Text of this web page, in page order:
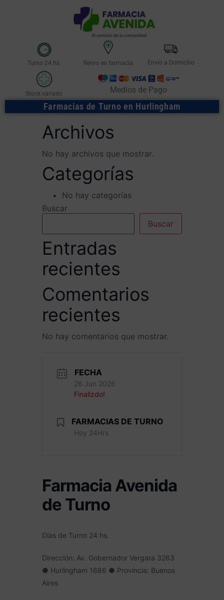
Al servicio de la comunidad
Turno 24 hs. Retiro en farmacia Envío a Domicilio
Stock variado Medios de Pago
Farmacias de Turno en Hurlingham
Archivos
No hay archivos que mostrar.
Categorías
No hay categorías
Buscar
Buscar
Entradas
recientes
Comentarios
recientes
No hay comentarios que mostrar.
FECHA
26 Jun 2026
Finalizdo!
FARMACIAS DE TURNO
Hoy 24Hrs
Farmacia Avenida
de Turno
Días de Turno 24 hs.
Dirección: Av. Gobernador Vergara 3263
● Hurlingham 1686 ● Provincia: Buenos
Aires